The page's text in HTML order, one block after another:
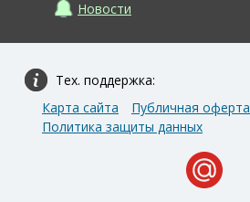
Новости
Тех. поддержка:
Карта сайта
Публичная оферта
Политика защиты данных